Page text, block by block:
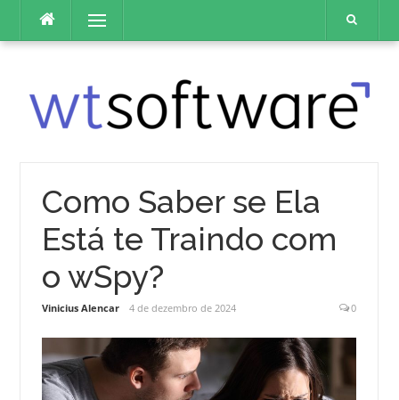
o
Menu
Como Saber se Ela
Está te Traindo com
o wSpy?
Vinicius Alencar 4 de dezembro de 2024 0